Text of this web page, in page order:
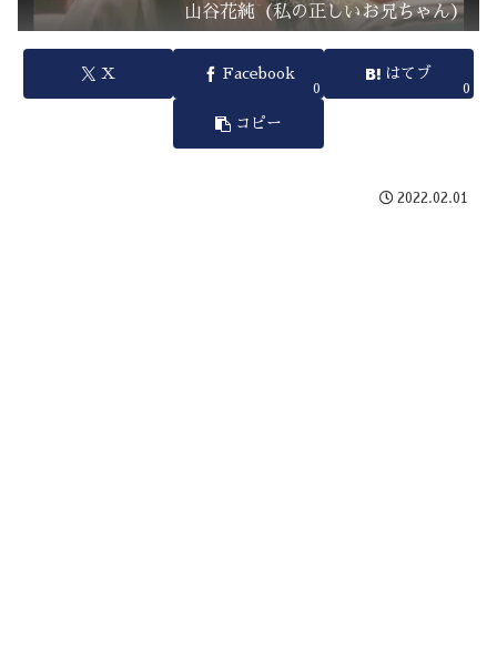
山谷花純（私の正しいお兄ちゃん）
X Facebook
0
はてブ
0
コピー
2022.02.01